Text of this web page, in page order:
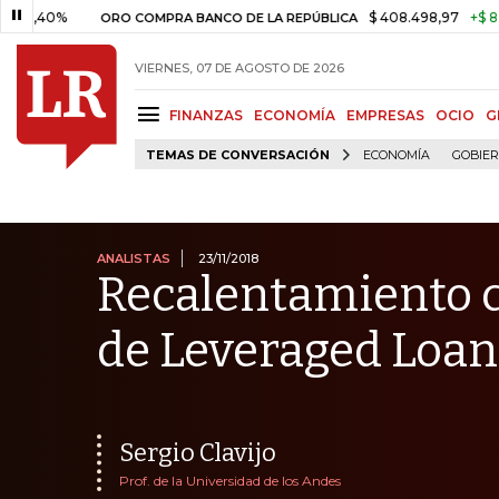
ORO COMPRA BANCO DE LA REPÚBLICA $ 408.498,97 +$ 8.753,81
VIERNES, 07 DE AGOSTO DE 2026
FINANZAS ECONOMÍA EMPRESAS OCIO
TEMAS DE CONVERSACIÓN ECONOMÍA
ANALISTAS 23/11/2018
Recalentamiento
de Leveraged
Sergio Clavijo
Prof. de la Universidad de los Andes